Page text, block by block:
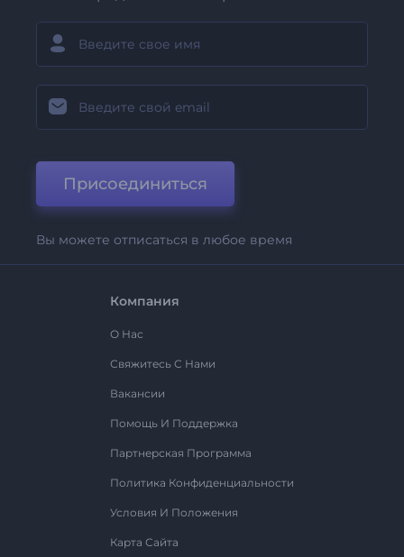
Присоединиться
Вы можете отписаться в любое время
Компания
О Нас
Свяжитесь С Нами
Вакансии
Помощь И Поддержка
Партнерская Программа
Политика Конфиденциальности
Условия И Положения
Карта Сайта